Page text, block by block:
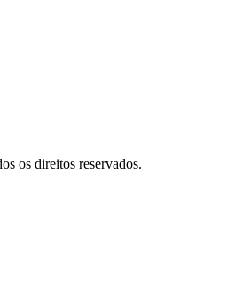
os direitos reservados.